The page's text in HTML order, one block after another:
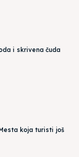
i skrivena čuda
koja turisti još